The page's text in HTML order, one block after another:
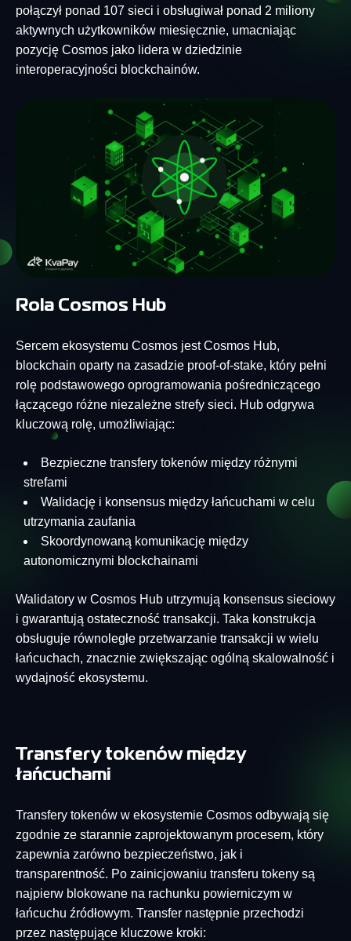
połączył ponad 107 sieci i obsługiwał ponad 2 miliony
aktywnych użytkowników miesięcznie, umacniając
pozycję Cosmos jako lidera w dziedzinie
interoperacyjności blockchainów.
Rola Cosmos Hub
Sercem ekosystemu Cosmos jest Cosmos Hub,
blockchain oparty na zasadzie proof-of-stake, który pełni
rolę podstawowego oprogramowania pośredniczącego
łączącego różne niezależne strefy sieci. Hub odgrywa
kluczową rolę, umożliwiając:
Bezpieczne transfery tokenów między różnymi
strefami
Walidację i konsensus między łańcuchami w celu
utrzymania zaufania
Skoordynowaną komunikację między
autonomicznymi blockchainami
Walidatory w Cosmos Hub utrzymują konsensus sieciowy
i gwarantują ostateczność transakcji. Taka konstrukcja
obsługuje równoległe przetwarzanie transakcji w wielu
łańcuchach, znacznie zwiększając ogólną skalowalność i
wydajność ekosystemu.
Transfery tokenów między
łańcuchami
Transfery tokenów w ekosystemie Cosmos odbywają się
zgodnie ze starannie zaprojektowanym procesem, który
zapewnia zarówno bezpieczeństwo, jak i
transparentność. Po zainicjowaniu transferu tokeny są
najpierw blokowane na rachunku powierniczym w
łańcuchu źródłowym. Transfer następnie przechodzi
przez następujące kluczowe kroki: